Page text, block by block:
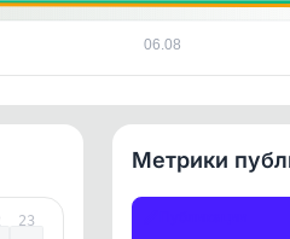
06.08
23
Метрики